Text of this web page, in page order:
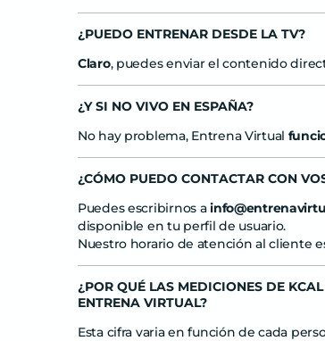
¿PUEDO ENTRENAR DESDE LA TV?
Claro, puedes enviar el contenido
¿Y SI NO VIVO EN ESPAÑA?
No hay problema, Entrena Virtual
¿CÓMO PUEDO CONTACTAR CON
Puedes escribirnos a
disponible en tu perfil de usuario.
Nuestro horario de atención al cliente
¿POR QUÉ LAS MEDICIONES DE
ENTRENA VIRTUAL?
Esta cifra varia en función de cada